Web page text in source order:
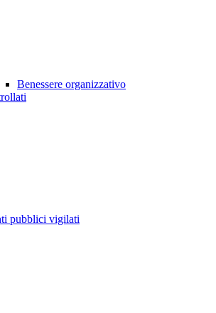
Benessere organizzativo
pubblici vigilati